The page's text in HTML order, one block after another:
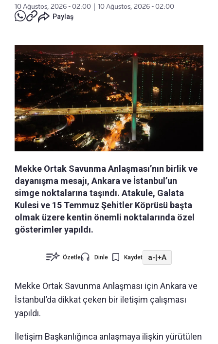
10 Ağustos, 2026 - 02:00
10 Ağustos, 2026 - 02:00
Paylaş
Mekke Ortak Savunma Anlaşması’nın birlik ve
dayanışma mesajı, Ankara ve İstanbul’un
simge noktalarına taşındı. Atakule, Galata
Kulesi ve 15 Temmuz Şehitler Köprüsü başta
olmak üzere kentin önemli noktalarında özel
gösterimler yapıldı.
Özetle Dinle Kaydet a-|+A
Mekke Ortak Savunma Anlaşması için Ankara ve
İstanbul’da dikkat çeken bir iletişim çalışması
yapıldı.
İletişim Başkanlığınca anlaşmaya ilişkin yürütülen